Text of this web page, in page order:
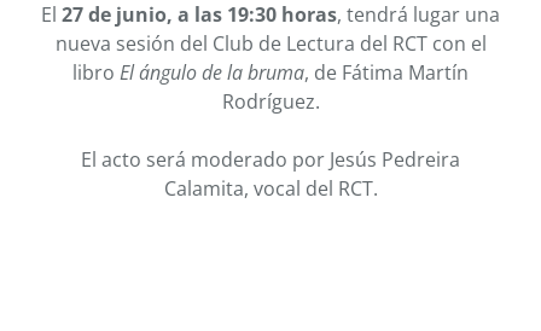
El 27 de junio, a las 19:30 horas, tendrá lugar una
nueva sesión del Club de Lectura del RCT con el
libro El ángulo de la bruma, de Fátima Martín
Rodríguez.
El acto será moderado por Jesús Pedreira
Calamita, vocal del RCT.